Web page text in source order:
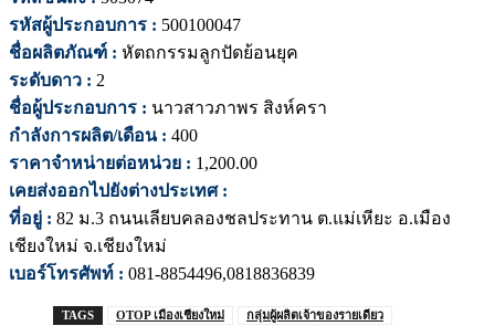
รหัสผู้ประกอบการ : 500100047
ชื่อผลิตภัณฑ์ : หัตถกรรมลูกปัดย้อนยุค
ระดับดาว : 2
ชื่อผู้ประกอบการ : นาวสาวภาพร สิงห์ครา
กำลังการผลิต/เดือน : 400
ราคาจำหน่ายต่อหน่วย : 1,200.00
เคยส่งออกไปยังต่างประเทศ :
ที่อยู่ : 82 ม.3 ถนนเลียบคลองชลประทาน ต.แม่เหียะ อ.เมือง
เชียงใหม่ จ.เชียงใหม่
เบอร์โทรศัพท์ : 081-8854496,0818836839
TAGS OTOP เมืองเชียงใหม่
กลุ่มผู้ผลิตเจ้าของรายเดียว